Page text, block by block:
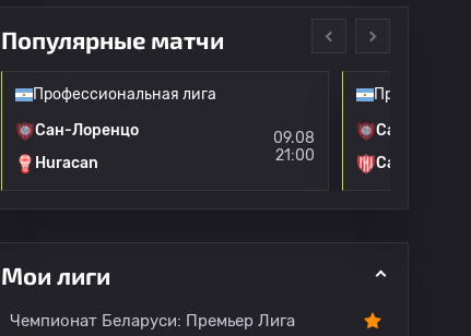
Популярные матчи
Профессиональная лига
Сан-Лоренцо
Huracan
09.08
21:00
Сан-
Санта-Фе
Мои лиги
Чемпионат Беларуси: Премьер Лига